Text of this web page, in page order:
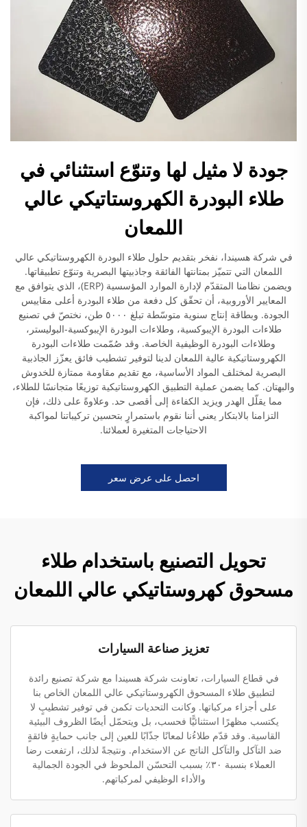
جودة لا مثيل لها وتنوّع استثنائي في
طلاء البودرة الكهروستاتيكي عالي
اللمعان
في شركة هسيندا، نفخر بتقديم حلول طلاء البودرة الكهروستاتيكي عالي
اللمعان التي تتميّز بمتانتها الفائقة وجاذبيتها البصرية وتنوّع تطبيقاتها.
ويضمن نظامنا المتقدّم لإدارة الموارد المؤسسية (ERP)، الذي يتوافق مع
المعايير الأوروبية، أن تحقّق كل دفعة من طلاء البودرة أعلى مقاييس
الجودة. وبطاقة إنتاج سنوية متوسّطة تبلغ ٥٠٠٠ طن، نختصّ في تصنيع
طلاءات البودرة الإيبوكسية، وطلاءات البودرة الإيبوكسية-البوليستر،
وطلاءات البودرة الوظيفية الخاصة. وقد صُمّمت طلاءات البودرة
الكهروستاتيكية عالية اللمعان لدينا لتوفير تشطيب فائق يعزّز الجاذبية
البصرية لمختلف المواد الأساسية، مع تقديم مقاومة ممتازة للخدوش
والبهتان. كما يضمن عملية التطبيق الكهروستاتيكية توزيعًا متجانسًا للطلاء،
مما يقلّل الهدر ويزيد الكفاءة إلى أقصى حد. وعلاوةً على ذلك، فإن
التزامنا بالابتكار يعني أننا نقوم باستمرارٍ بتحسين تركيباتنا لمواكبة
الاحتياجات المتغيرة لعملائنا.
احصل على عرض سعر
تحويل التصنيع باستخدام طلاء
مسحوق كهروستاتيكي عالي اللمعان
تعزيز صناعة السيارات
في قطاع السيارات، تعاونت شركة هسيندا مع شركة تصنيع رائدة
لتطبيق طلاء المسحوق الكهروستاتيكي عالي اللمعان الخاص بنا
على أجزاء مركباتها. وكانت التحديات تكمن في توفير تشطيبٍ لا
يكتسب مظهرًا استثنائيًّا فحسب، بل ويتحمّل أيضًا الظروف البيئية
القاسية. وقد قدّم طلاءُنا لمعانًا جذّابًا للعين إلى جانب حمايةٍ فائقةٍ
ضد التآكل والتآكل الناتج عن الاستخدام. ونتيجةً لذلك، ارتفعت رضا
العملاء بنسبة ٣٠٪ بسبب التحسّن الملحوظ في الجودة الجمالية
والأداء الوظيفي لمركباتهم.